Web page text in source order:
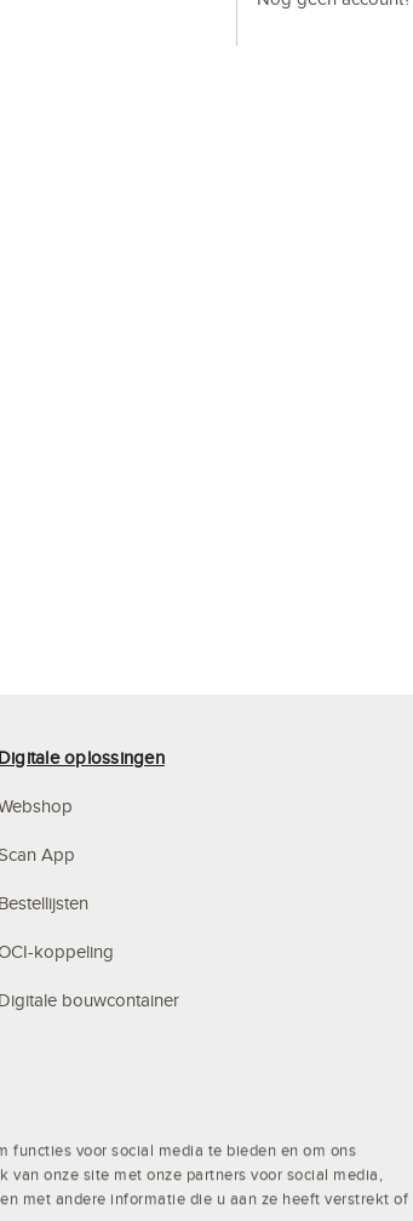
functies voor social media te bieden en om ons
onze site met onze partners voor social media,
met andere informatie die u aan ze heeft verstrekt of
Digitale oplossingen
App
Bestellijsten
koppeling
Digitale bouwcontainer
steigerconfigurator
op maat